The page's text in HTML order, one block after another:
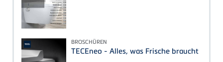
BROSCHÜREN
TECEneo - Alles, was Frische braucht